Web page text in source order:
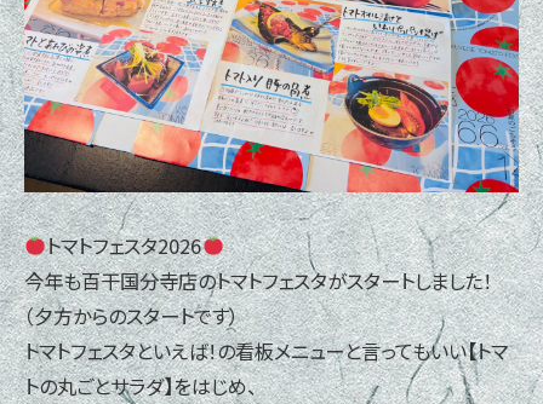
トマトフェスタ2026
今年も百干国分寺店のトマトフェスタがスタートしました！
（夕方からのスタートです）
トマトフェスタといえば！の看板メニューと言ってもいい【トマ
トの丸ごとサラダ】をはじめ、